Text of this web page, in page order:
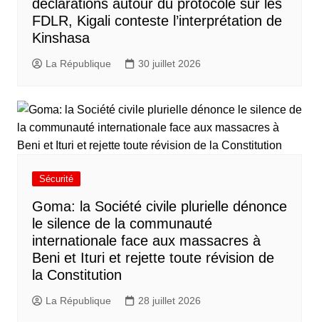
déclarations autour du protocole sur les
FDLR, Kigali conteste l’interprétation de
Kinshasa
La République 30 juillet 2026
Sécurité
Goma: la Société civile plurielle dénonce
le silence de la communauté
internationale face aux massacres à
Beni et Ituri et rejette toute révision de
la Constitution
La République 28 juillet 2026